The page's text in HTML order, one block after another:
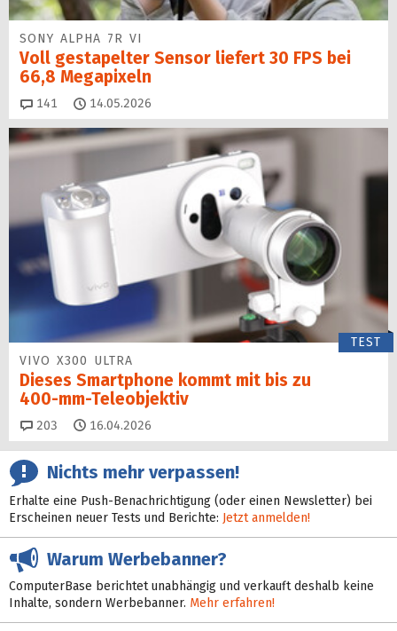
SONY ALPHA 7R VI
Voll gestapelter Sensor liefert 30 FPS bei
66,8 Megapixeln
141 Kommentare
14.05.2026
TEST
VIVO X300 ULTRA
Dieses Smartphone kommt mit bis zu
400‑mm‑Teleobjektiv
203 Kommentare
16.04.2026
Nichts mehr verpassen!
Erhalte eine Push-Benachrichtigung (oder einen Newsletter) bei
Erscheinen neuer Tests und Berichte: Jetzt anmelden!
Warum Werbebanner?
ComputerBase berichtet unabhängig und verkauft deshalb keine
Inhalte, sondern Werbebanner. Mehr erfahren!